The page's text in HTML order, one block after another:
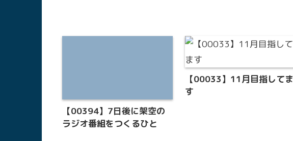
【00394】7日後に架空の
ラジオ番組をつくるひと
【00033】11月目指してま
す